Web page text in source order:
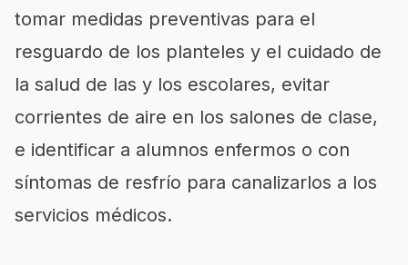
tomar medidas preventivas para el
resguardo de los planteles y el cuidado de
la salud de las y los escolares, evitar
corrientes de aire en los salones de clase,
e identificar a alumnos enfermos o con
síntomas de resfrío para canalizarlos a los
servicios médicos.